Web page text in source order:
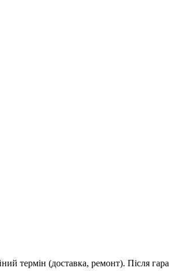
термін (доставка, ремонт). Після